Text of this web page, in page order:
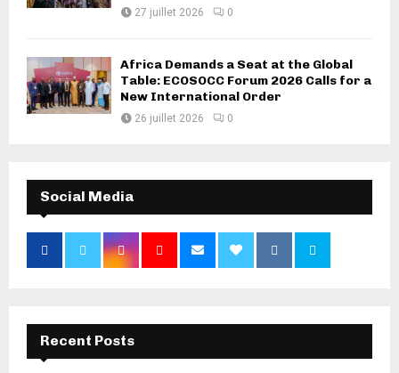
27 juillet 2026 0
Africa Demands a Seat at the Global
Table: ECOSOCC Forum 2026 Calls for a
New International Order
26 juillet 2026 0
Social Media
Recent Posts